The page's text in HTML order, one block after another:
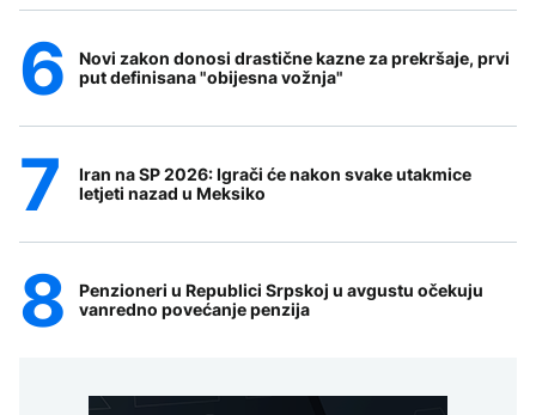
Novi zakon donosi drastične kazne za prekršaje, prvi
put definisana "obijesna vožnja"
Iran na SP 2026: Igrači će nakon svake utakmice
letjeti nazad u Meksiko
Penzioneri u Republici Srpskoj u avgustu očekuju
vanredno povećanje penzija